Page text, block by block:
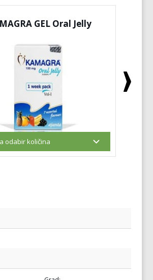
GEL Oral Jelly